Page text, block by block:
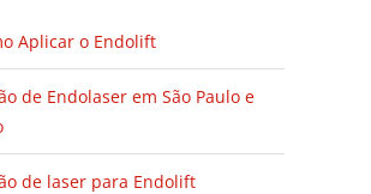
Aplicar o Endolift
de Endolaser em São Paulo e
de laser para Endolift